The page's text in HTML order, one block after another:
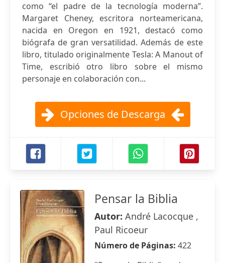
como “el padre de la tecnología moderna”.
Margaret Cheney, escritora norteamericana,
nacida en Oregon en 1921, destacó como
biógrafa de gran versatilidad. Además de este
libro, titulado originalmente Tesla: A Manout of
Time, escribió otro libro sobre el mismo
personaje en colaboración con...
Opciones de Descarga
Pensar la Biblia
Autor: André Lacocque ,
Paul Ricoeur
Número de Páginas: 422